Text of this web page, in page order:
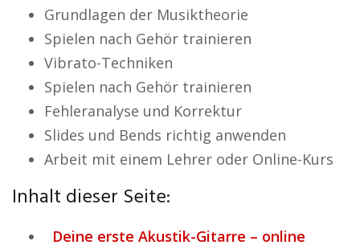
Grundlagen der Musiktheorie
Spielen nach Gehör trainieren
Vibrato-Techniken
Spielen nach Gehör trainieren
Fehleranalyse und Korrektur
Slides und Bends richtig anwenden
Arbeit mit einem Lehrer oder Online-Kurs
Inhalt dieser Seite:
Deine erste Akustik-Gitarre – online